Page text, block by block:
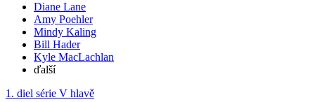
Diane Lane
Amy Poehler
Mindy Kaling
Bill Hader
Kyle MacLachlan
ďalší
1. diel série V hlavě